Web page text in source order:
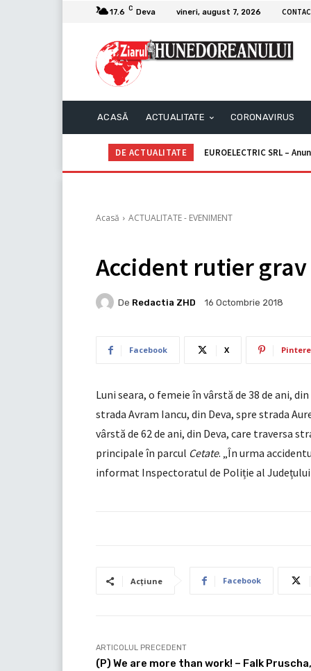
17.6 C Deva vineri, august 7, 2026
ACASĂ ACTUALITATE CORONAVIRUS
DE ACTUALITATE EUROELECTRIC SRL –
Acasă ACTUALITATE - EVENIMENT
Accident rutier grav
De Redactia ZHD 16 Octombrie 2018
Facebook X
Luni seara, o femeie în vârstă de 38 de ani,
strada Avram Iancu, din Deva, spre strada
vârstă de 62 de ani, din Deva, care traversa
principale în parcul Cetate. „În urma
informat Inspectoratul de Poliție al Județului
Acțiune Facebook
ARTICOLUL PRECEDENT
(P) We are more than work! – Falk Pruscha,